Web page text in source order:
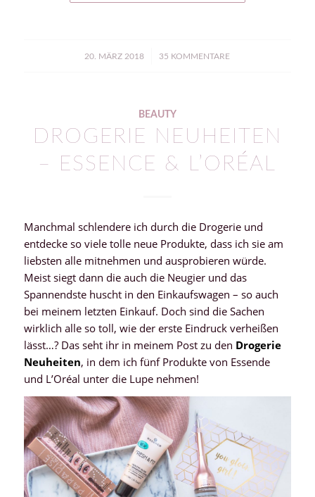
20. MÄRZ 2018
/ 35 KOMMENTARE
BEAUTY
DROGERIE NEUHEITEN
– ESSENCE & L’ORÉAL
Manchmal schlendere ich durch die Drogerie und
entdecke so viele tolle neue Produkte, dass ich sie am
liebsten alle mitnehmen und ausprobieren würde.
Meist siegt dann die auch die Neugier und das
Spannendste huscht in den Einkaufswagen – so auch
bei meinem letzten Einkauf. Doch sind die Sachen
wirklich alle so toll, wie der erste Eindruck verheißen
lässt…? Das seht ihr in meinem Post zu den Drogerie
Neuheiten, in dem ich fünf Produkte von Essende
und L’Oréal unter die Lupe nehmen!